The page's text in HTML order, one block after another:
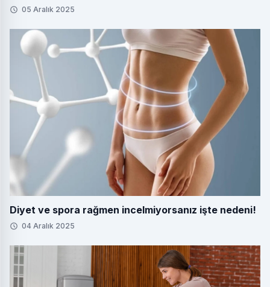
05 Aralık 2025
Diyet ve spora rağmen incelmiyorsanız işte nedeni!
04 Aralık 2025